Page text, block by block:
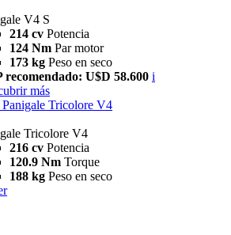
V4 S
214 cv Potencia
124 Nm Par motor
173 kg Peso en seco
recomendado: U$D 58.600 i
más
Panigale Tricolore V4
Tricolore V4
216 cv Potencia
120.9 Nm Torque
188 kg Peso en seco